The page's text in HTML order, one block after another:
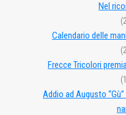
Nel
Calendario delle
Frecce Tricolori
Addio ad Augusto